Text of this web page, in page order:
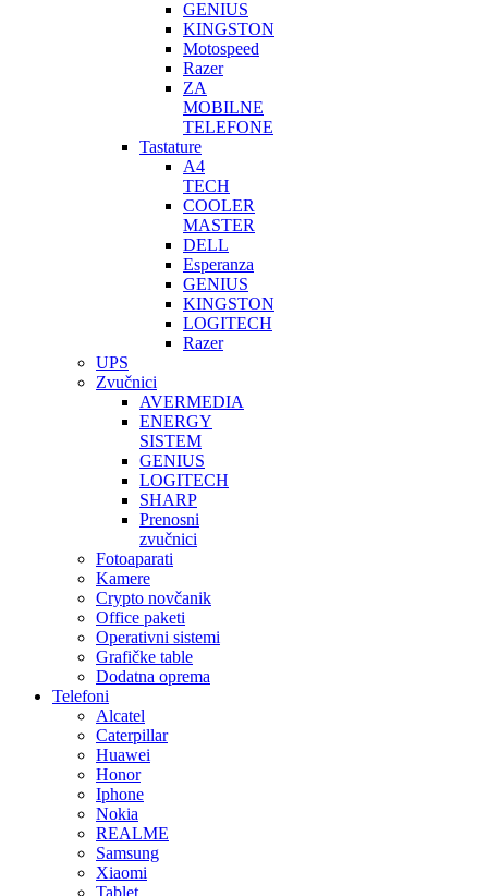
GENIUS
KINGSTON
Motospeed
Razer
ZA
MOBILNE
TELEFONE
Tastature
A4
TECH
COOLER
MASTER
DELL
Esperanza
GENIUS
KINGSTON
LOGITECH
Razer
UPS
Zvučnici
AVERMEDIA
ENERGY
SISTEM
GENIUS
LOGITECH
SHARP
Prenosni
zvučnici
Fotoaparati
Kamere
Crypto novčanik
Office paketi
Operativni sistemi
Grafičke table
Dodatna oprema
Telefoni
Alcatel
Caterpillar
Huawei
Honor
Iphone
Nokia
REALME
Samsung
Xiaomi
Tablet